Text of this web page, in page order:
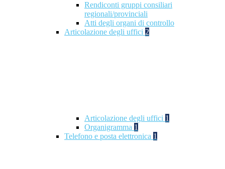
Rendiconti gruppi consiliari
regionali/provinciali
Atti degli organi di controllo
Articolazione degli uffici 2
Articolazione degli uffici 1
Organigramma 1
Telefono e posta elettronica 1